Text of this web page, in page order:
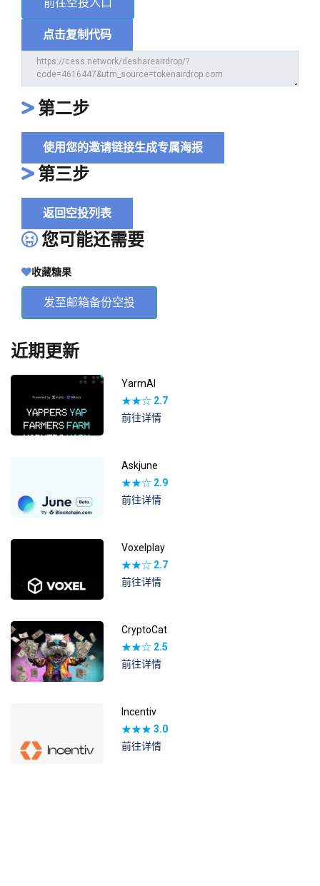
点击复制代码
第二步
使用您的邀请链接生成专属海报
第三步
返回空投列表
您可能还需要
收藏糖果
发至邮箱备份空投
近期更新
YarmAI
★★☆ 2.7
前往详情
Askjune
★★☆ 2.9
前往详情
Voxelplay
★★☆ 2.7
前往详情
CryptoCat
★★☆ 2.5
前往详情
Incentiv
★★★3.0
前往详情